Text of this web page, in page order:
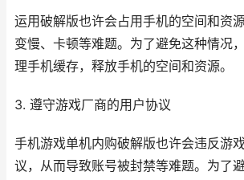
运用破解版也许会占用手机的空间和资
变慢、卡顿等难题。为了避免这种情况
理手机缓存，释放手机的空间和资源。
3. 遵守游戏厂商的用户协议
手机游戏单机内购破解版也许会违反游
议，从而导致账号被封禁等难题。为了